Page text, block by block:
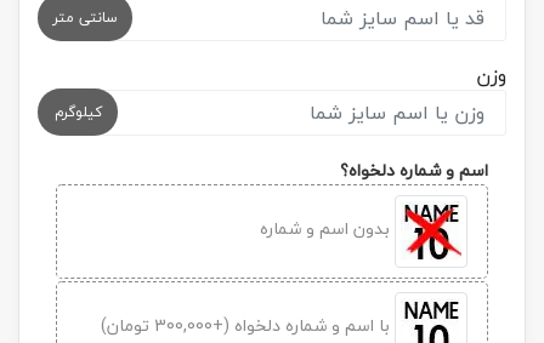
سانتی متر
وزن
کیلوگرم
اسم و شماره دلخواه؟
بدون اسم و شماره
با اسم و شماره دلخواه (+300,000 تومان)